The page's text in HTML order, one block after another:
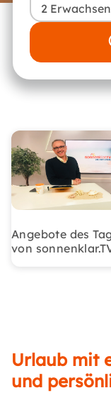
2
Angebote des
von
Urlaub mit
und